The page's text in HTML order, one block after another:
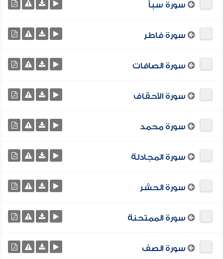
سورة سبأ
سورة فاطر
سورة الصافات
سورة الأحقاف
سورة محمد
سورة المجادلة
سورة الحشر
سورة الممتحنة
سورة الصف